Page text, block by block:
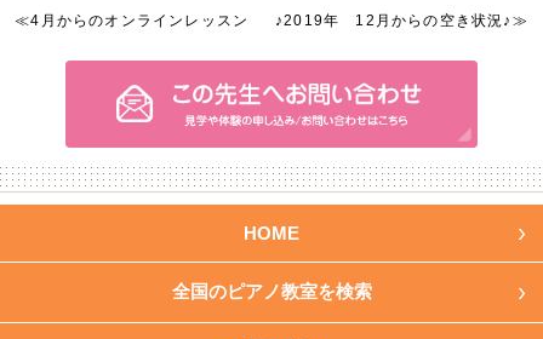
≪4月からのオンラインレッスン ♪2019年 12月からの空き状況♪ ≫
HOME
全国のピアノ教室を検索